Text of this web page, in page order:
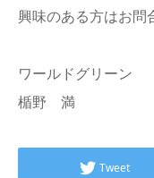
興味のある方はお問
ワールドグリーン
楯野 満
Tweet